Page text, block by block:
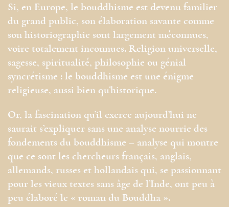
Si, en Europe, le bouddhisme est devenu familier
du grand public, son élaboration savante comme
son historiographie sont largement méconnues,
voire totalement inconnues. Religion universelle,
sagesse, spiritualité, philosophie ou génial
syncrétisme : le bouddhisme est une énigme
religieuse, aussi bien qu’historique.
Or, la fascination qu’il exerce aujourd’hui ne
saurait s’expliquer sans une analyse nourrie des
fondements du bouddhisme – analyse qui montre
que ce sont les chercheurs français, anglais,
allemands, russes et hollandais qui, se passionnant
pour les vieux textes sans âge de l’Inde, ont peu à
peu élaboré le « roman du Bouddha ».